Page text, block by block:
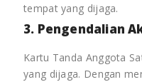
tempat yang dijaga.
3. Pengendalian
Kartu Tanda Anggota
yang dijaga. Dengan